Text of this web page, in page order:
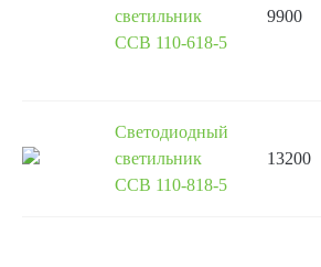
светильник
ССВ 110-618-5
9900
Светодиодный
светильник
ССВ 110-818-5
13200